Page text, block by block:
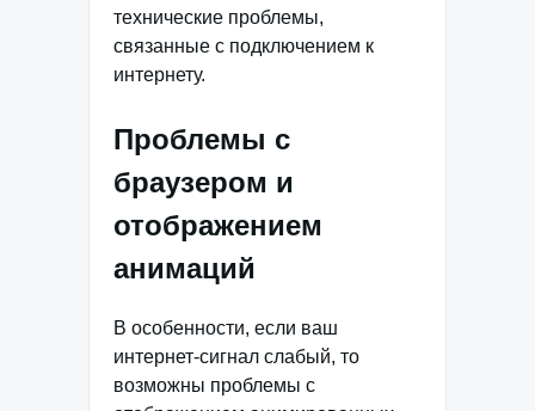
технические проблемы,
связанные с подключением к
интернету.
Проблемы с
браузером и
отображением
анимаций
В особенности, если ваш
интернет-сигнал слабый, то
возможны проблемы с